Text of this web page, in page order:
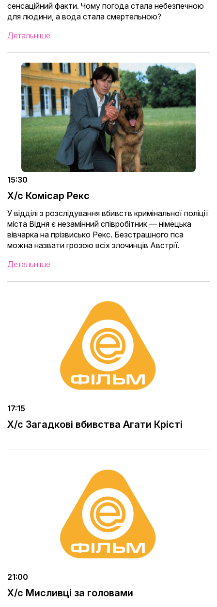
сенсаційний факти. Чому погода стала небезпечною
для людини, а вода стала смертельною?
Детальніше
15:30
Х/с Комісар Рекс
У відділі з розслідування вбивств кримінальної поліції
міста Відня є незамінний співробітник — німецька
вівчарка на прізвисько Рекс. Безстрашного пса
можна назвати грозою всіх злочинців Австрії.
Детальніше
17:15
Х/с Загадкові вбивства Агати Крісті
21:00
Х/с Мисливці за головами